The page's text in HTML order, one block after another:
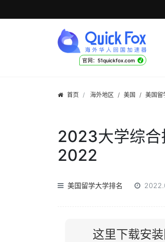
官网：51quickfox.com √
首页 海外地区 / 美国 / 美国留
2023大学综合
2022
美国留学大学排名
这里下载安